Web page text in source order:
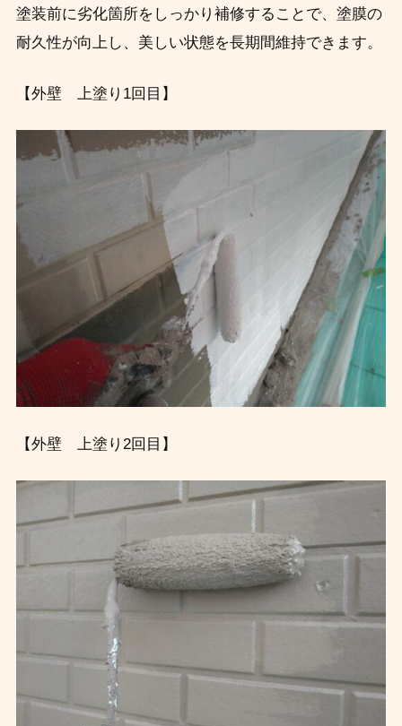
塗装前に劣化箇所をしっかり補修することで、塗膜の
耐久性が向上し、美しい状態を長期間維持できます。
【外壁 上塗り1回目】
【外壁 上塗り2回目】